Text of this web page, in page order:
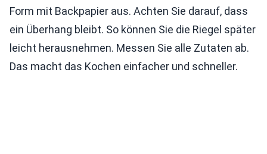
Form mit Backpapier aus. Achten Sie darauf, dass
ein Überhang bleibt. So können Sie die Riegel später
leicht herausnehmen. Messen Sie alle Zutaten ab.
Das macht das Kochen einfacher und schneller.